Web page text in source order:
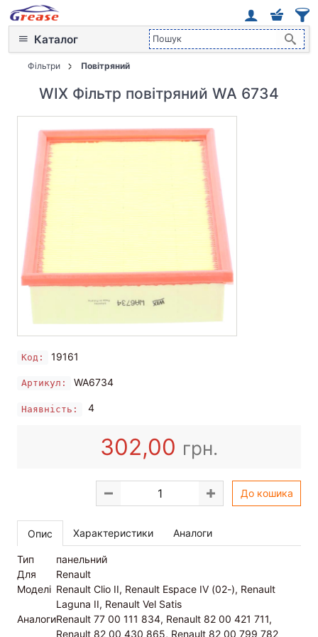
Каталог
Фільтри Повітряний
WIX Фільтр повітряний WA 6734
Код: 19161
Артикул: WA6734
Наявність: 4
302,00 грн.
До кошика
Опис Характеристики Аналоги
Тип
панельний
Для
Renault
Моделі Renault Clio II, Renault Espace IV (02-), Renault
Laguna II, Renault Vel Satis
АналогиRenault 77 00 111 834, Renault 82 00 421 711,
Renault 82 00 430 865, Renault 82 00 799 782